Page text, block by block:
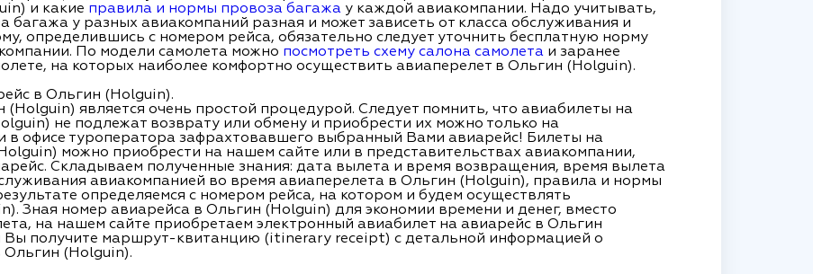
и какие правила и нормы провоза багажа у каждой авиакомпании. Надо учитывать,
багажа у разных авиакомпаний разная и может зависеть от класса обслуживания и
определившись с номером рейса, обязательно следует уточнить бесплатную норму
По модели самолета можно посмотреть схему салона самолета и заранее
на которых наиболее комфортно осуществить авиаперелет в Ольгин (Holguin).
в Ольгин (Holguin).
(Holguin) является очень простой процедурой. Следует помнить, что авиабилеты на
не подлежат возврату или обмену и приобрести их можно только на
в офисе туроператора зафрахтовавшего выбранный Вами авиарейс! Билеты на
можно приобрести на нашем сайте или в представительствах авиакомпании,
Складываем полученные знания: дата вылета и время возвращения, время вылета
авиакомпанией во время авиаперелета в Ольгин (Holguin), правила и нормы
определяемся с номером рейса, на котором и будем осуществлять
Зная номер авиарейса в Ольгин (Holguin) для экономии времени и денег, вместо
на нашем сайте приобретаем электронный авиабилет на авиарейс в Ольгин
Вы получите маршрут-квитанцию (itinerary receipt) с детальной информацией о
Ольгин (Holguin).